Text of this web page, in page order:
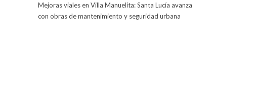
Mejoras viales en Villa Manuelita: Santa Lucía avanza
con obras de mantenimiento y seguridad urbana